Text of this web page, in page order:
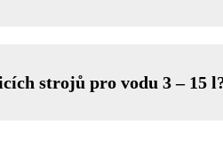
strojů pro vodu 3 – 15